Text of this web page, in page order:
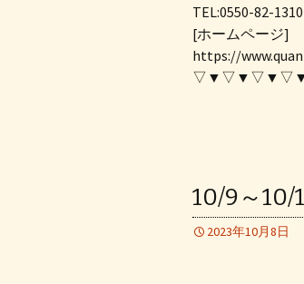
TEL:0550-82-1310
[ホームページ]
https://
10/9～10/
2023年10月8日